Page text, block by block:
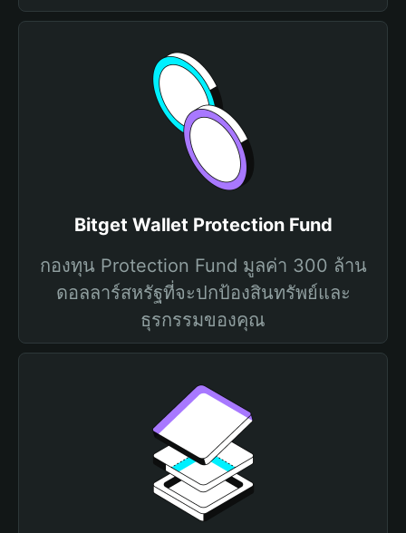
Bitget Wallet Protection Fund
กองทุน Protection Fund มูลค่า 300 ล้าน
ดอลลาร์สหรัฐที่จะปกป้องสินทรัพย์และ
ธุรกรรมของคุณ